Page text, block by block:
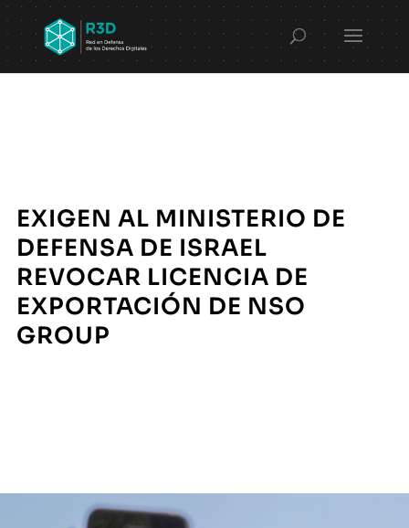
EXIGEN AL MINISTERIO DE
DEFENSA DE ISRAEL
REVOCAR LICENCIA DE
EXPORTACIÓN DE NSO
GROUP